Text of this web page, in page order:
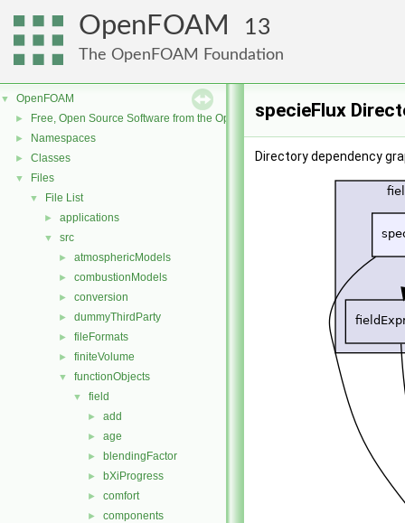
OpenFOAM 13
The OpenFOAM Foundation
▼ OpenFOAM
► Free, Open Source Software from the OpenFOAM Foundation
► Namespaces
► Classes
▼ Files
▼ File List
► applications
▼ src
► atmosphericModels
► combustionModels
► conversion
► dummyThirdParty
► fileFormats
► finiteVolume
▼ functionObjects
▼ field
► add
► age
► blendingFactor
► bXiProgress
► comfort
► components
specieFlux
Directory dependency